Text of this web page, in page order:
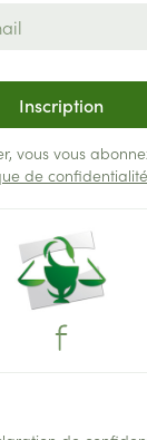
Inscription
vous vous
de confidentialité